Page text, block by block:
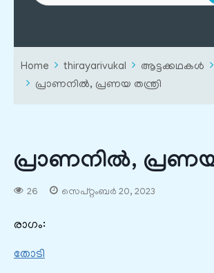
Home thirayarivukal ആട്ടക്കഥകൾ
പ്രാണനിൽ, പ്രണയ തന്ത്രി
പ്രാണനിൽ, പ്രണയ
26 സെപ്റ്റംബർ 20, 2023
രാഗം:
തോടി